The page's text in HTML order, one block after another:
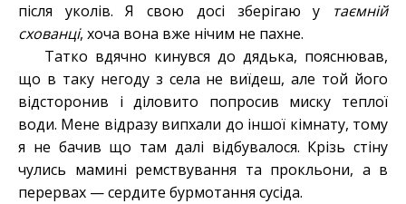
після уколів. Я свою досі зберігаю у таємній
схованці, хоча вона вже нічим не пахне.
Татко вдячно кинувся до дядька, пояснював,
що в таку негоду з села не виїдеш, але той його
відсторонив і діловито попросив миску теплої
води. Мене відразу випхали до іншої кімнату, тому
я не бачив що там далі відбувалося. Крізь стіну
чулись мамині ремствування та прокльони, а в
перервах — сердите бурмотання сусіда.